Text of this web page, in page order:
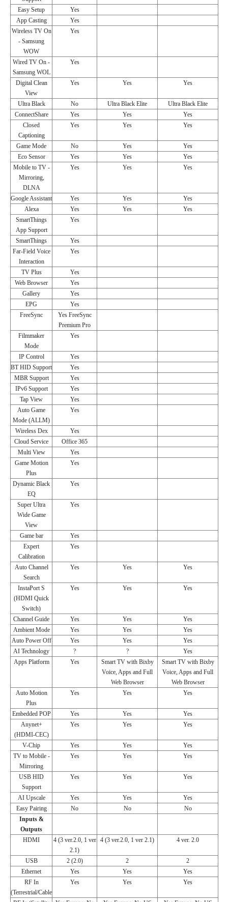
Easy Setup
Yes
App Casting
Yes
Wireless TV On
- Samsung
WOW
Yes
Wired TV On -
Samsung WOL
Yes
Digital Clean
View
Yes Yes Yes
Ultra Black No Ultra Black Elite
Ultra Black Elite
ConnectShare
Yes Yes
Yes
Closed
Captioning
Yes Yes Yes
Game Mode No Yes
Yes
Eco Sensor
Yes Yes
Yes
Mobile to TV -
Mirroring,
DLNA
Yes Yes Yes
Google Assistant Yes Yes
Yes
Alexa
Yes Yes
Yes
SmartThings
App Support
Yes
SmartThings
Yes
Far-Field Voice
Interaction
Yes
TV Plus
Yes
Web Browser
Yes
Gallery
Yes
EPG
Yes
FreeSync
Yes FreeSync
Premium Pro
Filmmaker
Mode
Yes
IP Control
Yes
BT HID Support
Yes
MBR Support
Yes
IPv6 Support
Yes
Tap View
Yes
Auto Game
Mode (ALLM)
Yes
Wireless Dex
Yes
Cloud Service
Office 365
Multi View
Yes
Game Motion
Plus
Yes
Dynamic Black
EQ
Yes
Super Ultra
Wide Game
View
Yes
Game bar
Yes
Expert
Calibration
Yes
Auto Channel
Search
Yes Yes Yes
InstaPort S
(HDMI Quick
Switch)
Yes Yes Yes
Channel Guide Yes Yes
Yes
Ambient Mode
Yes Yes
Yes
Auto Power Off
Yes Yes
Yes
AI Technology
? ?
Yes
Apps Platform
Yes
Smart TV with Bixby
Voice, Apps and Full
Web Browser
Smart TV with Bixby
Voice, Apps and Full
Web Browser
Auto Motion
Plus
Yes Yes Yes
Embedded POP Yes Yes
Yes
Anynet+
(HDMI-CEC)
Yes Yes Yes
V-Chip Yes Yes
Yes
TV to Mobile -
Mirroring
Yes Yes Yes
USB HID
Support
Yes Yes Yes
AI Upscale Yes Yes
Yes
Easy Pairing
No No
No
Inputs &
Outputs
HDMI
4 (3 ver.2.0, 1 ver
2.1)
4 (3 ver.2.0, 1 ver 2.1) 4 ver. 2.0
USB 2 (2.0) 2
2
Ethernet
Yes Yes
Yes
RF In
(Terrestrial/Cable
Yes Yes Yes